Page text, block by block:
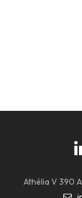
Athélia V 390